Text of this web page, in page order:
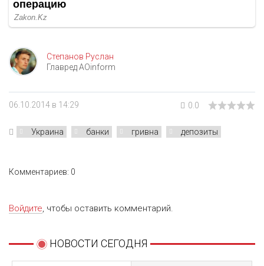
Степанов Руслан
Главред AOinform
06.10.2014 в 14:29 0.0
Украина банки гривна депозиты
Комментариев: 0
Войдите, чтобы оставить комментарий.
НОВОСТИ СЕГОДНЯ